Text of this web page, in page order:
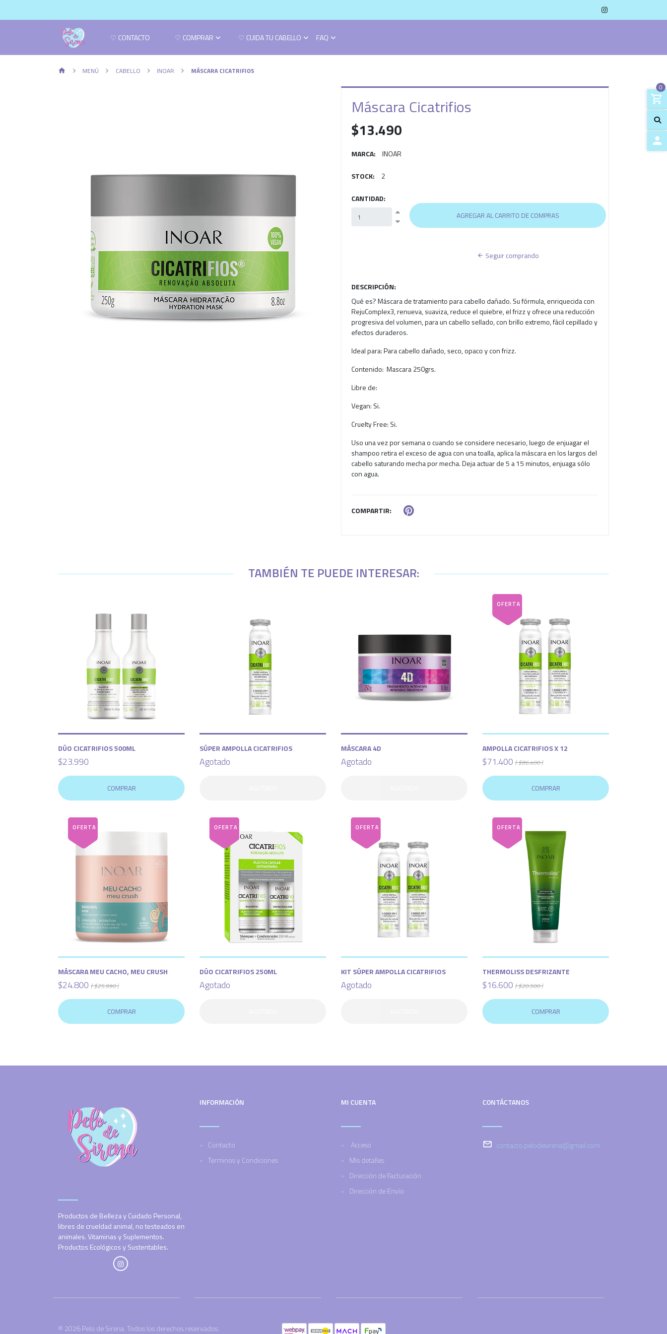
♡ CONTACTO ♡ COMPRAR ♡ CUIDA TU CABELLO FAQ
0
MENÚ CABELLO INOAR MÁSCARA CICATRIFIOS
Máscara Cicatrifios
$13.490
MARCA: INOAR
STOCK: 2
CANTIDAD:
Seguir comprando
DESCRIPCIÓN:
Qué es? Máscara de tratamiento para cabello dañado. Su fórmula, enriquecida con
RejuComplex3, renueva, suaviza, reduce el quiebre, el frizz y ofrece una reducción
progresiva del volumen, para un cabello sellado, con brillo extremo, fácil cepillado y
efectos duraderos.
Ideal para: Para cabello dañado, seco, opaco y con frizz.
Contenido: Mascara 250grs.
Libre de:
Vegan: Si.
Cruelty Free: Si.
Uso una vez por semana o cuando se considere necesario, luego de enjuagar el
shampoo retira el exceso de agua con una toalla, aplica la máscara en los largos del
cabello saturando mecha por mecha. Deja actuar de 5 a 15 minutos, enjuaga sólo
con agua.
COMPARTIR:
TAMBIÉN TE PUEDE INTERESAR:
DÚO CICATRIFIOS 500ML
$23.990
COMPRAR
SÚPER AMPOLLA CICATRIFIOS
Agotado
MÁSCARA 4D
Agotado
AMPOLLA CICATRIFIOS X 12
$71.400 ( $86.400 )
COMPRAR
MÁSCARA MEU CACHO, MEU CRUSH
$24.800 ( $25.990 )
COMPRAR
DÚO CICATRIFIOS 250ML
Agotado
KIT SÚPER AMPOLLA CICATRIFIOS
Agotado
THERMOLISS DESFRIZANTE
$16.600 ( $20.500 )
COMPRAR
Productos de Belleza y Cuidado Personal,
libres de crueldad animal, no testeados en
animales. Vitaminas y Suplementos.
Productos Ecológicos y Sustentables.
INFORMACIÓN
Contacto
Terminos y Condiciones
MI CUENTA
Acceso
Mis detalles
Dirección de Facturación
Dirección de Envío
CONTÁCTANOS
contacto.pelodesirena@gmail.com
© 2026 Pelo de Sirena. Todos los derechos reservados.